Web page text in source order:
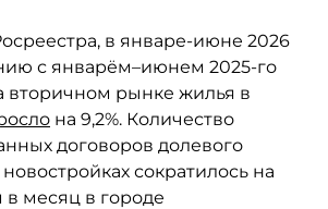
в январе-июне 2026
с январём–июнем 2025-го
вторичном рынке жилья в
на 9,2%. Количество
договоров долевого
сократилось на
в месяц в городе